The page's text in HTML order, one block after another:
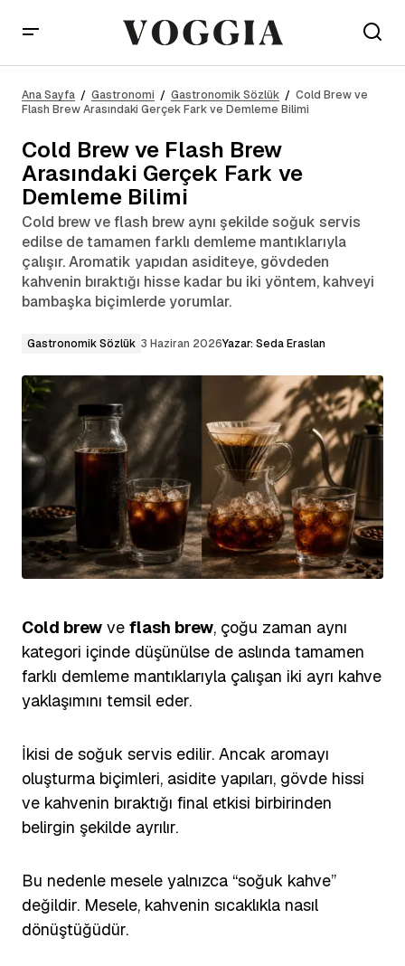
Demleme Bilimi
Ana Sayfa Gastronomi Gastronomik Sözlük
Cold Brew ve
Flash Brew Arasındaki Gerçek Fark ve Demleme Bilimi
Cold Brew ve Flash Brew
Arasındaki Gerçek Fark ve
Demleme Bilimi
Cold brew ve flash brew aynı şekilde soğuk servis
edilse de tamamen farklı demleme mantıklarıyla
çalışır. Aromatik yapıdan asiditeye, gövdeden
kahvenin bıraktığı hisse kadar bu iki yöntem, kahveyi
bambaşka biçimlerde yorumlar.
Gastronomik Sözlük 3 Haziran 2026Yazar: Seda Eraslan
Cold brew ve flash brew, çoğu zaman aynı
kategori içinde düşünülse de aslında tamamen
farklı demleme mantıklarıyla çalışan iki ayrı kahve
yaklaşımını temsil eder.
İkisi de soğuk servis edilir. Ancak aromayı
oluşturma biçimleri, asidite yapıları, gövde hissi
ve kahvenin bıraktığı final etkisi birbirinden
belirgin şekilde ayrılır.
Bu nedenle mesele yalnızca “soğuk kahve”
değildir. Mesele, kahvenin sıcaklıkla nasıl
dönüştüğüdür.